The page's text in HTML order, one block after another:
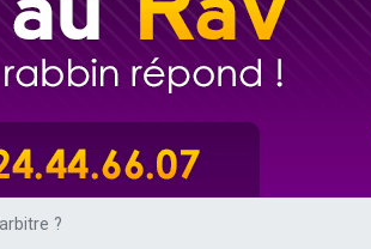
5 enfants déjà orphelins risquent de perdre leur
?